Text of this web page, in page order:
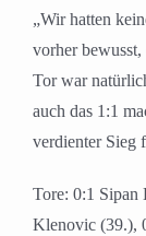
„Wir hatten
vorher
Tor war
auch das 1:1
verdienter Sieg
Tore: 0:1
Klenovic (39.),